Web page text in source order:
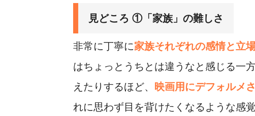
見どころ ①「家族」の難しさ
非常に丁寧に家族それぞれの感情と立
はちょっとうちとは違うなと感じる一
えたりするほど、
映画用にデフォルメ
れに思わず目を背けたくなるような感